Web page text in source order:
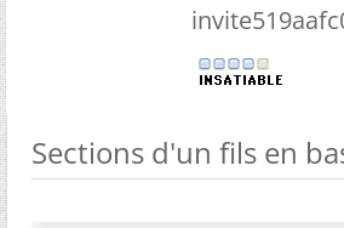
Sections d'un fils en